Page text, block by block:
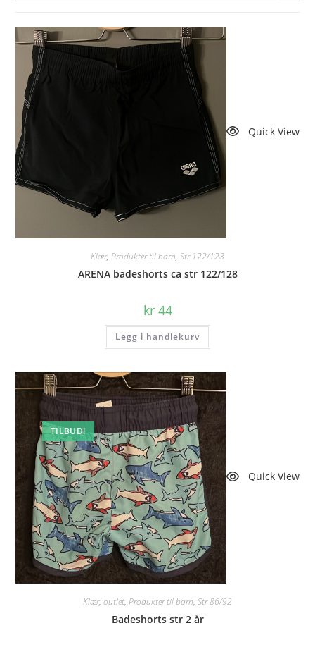
Quick View
Klær, Produkter til barn, Str 122/128
ARENA badeshorts ca str 122/128
kr44
Legg i handlekurv
TILBUD!
Quick View
Klær, outlet, Produkter til barn, Str 86/92
Badeshorts str 2 år